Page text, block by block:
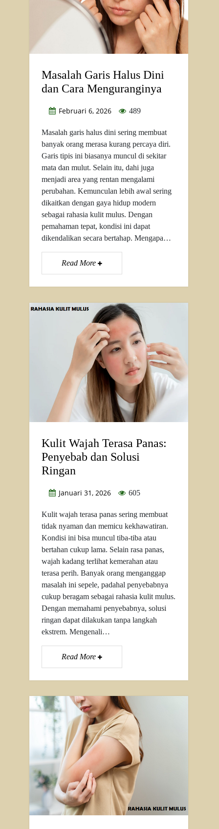
Masalah Garis Halus Dini
dan Cara Menguranginya
Februari 6, 2026 489
Masalah garis halus dini sering membuat
banyak orang merasa kurang percaya diri.
Garis tipis ini biasanya muncul di sekitar
mata dan mulut. Selain itu, dahi juga
menjadi area yang rentan mengalami
perubahan. Kemunculan lebih awal sering
dikaitkan dengan gaya hidup modern
sebagai rahasia kulit mulus. Dengan
pemahaman tepat, kondisi ini dapat
dikendalikan secara bertahap. Mengapa…
Read More
Kulit Wajah Terasa Panas:
Penyebab dan Solusi
Ringan
Januari 31, 2026 605
Kulit wajah terasa panas sering membuat
tidak nyaman dan memicu kekhawatiran.
Kondisi ini bisa muncul tiba-tiba atau
bertahan cukup lama. Selain rasa panas,
wajah kadang terlihat kemerahan atau
terasa perih. Banyak orang menganggap
masalah ini sepele, padahal penyebabnya
cukup beragam sebagai rahasia kulit mulus.
Dengan memahami penyebabnya, solusi
ringan dapat dilakukan tanpa langkah
ekstrem. Mengenali…
Read More